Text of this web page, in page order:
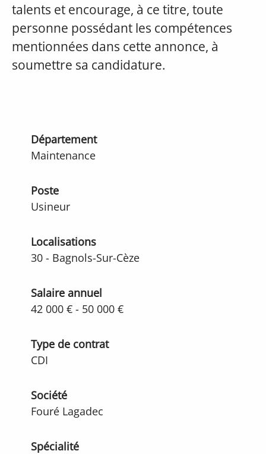
talents et encourage, à ce titre, toute
personne possédant les compétences
mentionnées dans cette annonce, à
soumettre sa candidature.
Département
Maintenance
Poste
Usineur
Localisations
30 - Bagnols-Sur-Cèze
Salaire annuel
42 000 € - 50 000 €
Type de contrat
CDI
Société
Fouré Lagadec
Spécialité